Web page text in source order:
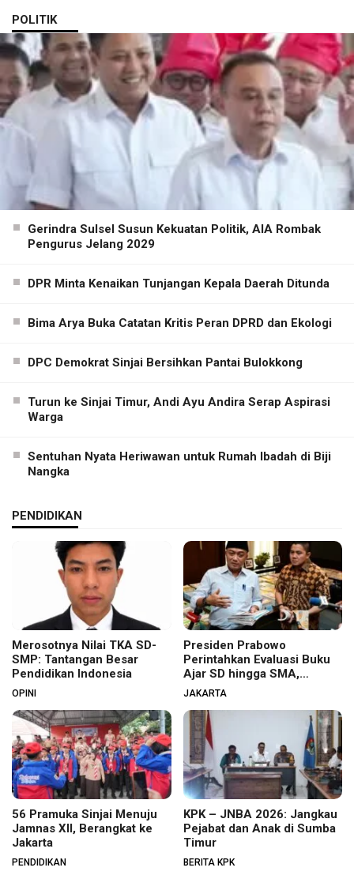
POLITIK
Gerindra Sulsel Susun Kekuatan Politik, AIA Rombak
Pengurus Jelang 2029
DPR Minta Kenaikan Tunjangan Kepala Daerah Ditunda
Bima Arya Buka Catatan Kritis Peran DPRD dan Ekologi
DPC Demokrat Sinjai Bersihkan Pantai Bulokkong
Turun ke Sinjai Timur, Andi Ayu Andira Serap Aspirasi
Warga
Sentuhan Nyata Heriwawan untuk Rumah Ibadah di Biji
Nangka
PENDIDIKAN
Merosotnya Nilai TKA SD-
SMP: Tantangan Besar
Pendidikan Indonesia
OPINI
Presiden Prabowo
Perintahkan Evaluasi Buku
Ajar SD hingga SMA,
Budaya Membaca Digenjot
JAKARTA
56 Pramuka Sinjai Menuju
Jamnas XII, Berangkat ke
Jakarta
PENDIDIKAN
KPK – JNBA 2026: Jangkau
Pejabat dan Anak di Sumba
Timur
BERITA KPK